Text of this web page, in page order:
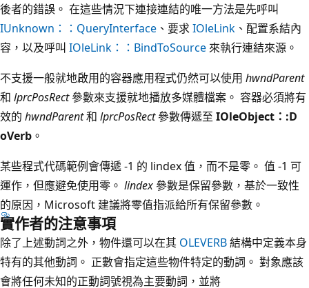
後者的錯誤。 在這些情況下連接連結的唯一方法是先呼叫
IUnknown：：QueryInterface 、要求IOleLink 、配置系結內
容，以及呼叫 IOleLink：：BindToSource 來執行連結來源。
不支援一般就地啟用的容器應用程式仍然可以使用 hwndParent
和 lprcPosRect參數來支援就地播放多媒體檔案。 容器必須將有
效的 hwndParent和 lprcPosRect參數傳遞至 IOleObject：:D
oVerb 。
某些程式代碼範例會傳遞 -1 的 lindex 值，而不是零。 值 -1 可
運作，但應避免使用零。 lindex參數是保留參數，基於一致性
的原因，Microsoft 建議將零值指派給所有保留參數。
實作者的注意事項
除了上述動詞之外，物件還可以在其 OLEVERB結構中定義本身
特有的其他動詞。 正數會指定這些物件特定的動詞。 對象應該
會將任何未知的正動詞號視為主要動詞，並將